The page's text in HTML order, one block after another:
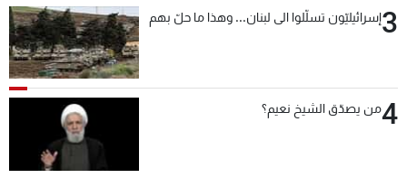
3إسرائيليّون تسلّلوا الى لبنان... وهذا ما حلّ بهم
4من يصدّق الشيخ نعيم؟